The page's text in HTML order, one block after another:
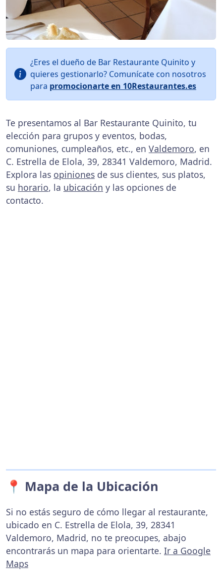
¿Eres el dueño de Bar Restaurante Quinito y
quieres gestionarlo? Comunícate con nosotros
para promocionarte en 10Restaurantes.es
Te presentamos al Bar Restaurante Quinito, tu
elección para grupos y eventos, bodas,
comuniones, cumpleaños, etc., en Valdemoro, en
C. Estrella de Elola, 39, 28341 Valdemoro, Madrid.
Explora las opiniones de sus clientes, sus platos,
su horario, la ubicación y las opciones de
contacto.
📍 Mapa de la Ubicación
Si no estás seguro de cómo llegar al restaurante,
ubicado en C. Estrella de Elola, 39, 28341
Valdemoro, Madrid, no te preocupes, abajo
encontrarás un mapa para orientarte. Ir a Google
Maps